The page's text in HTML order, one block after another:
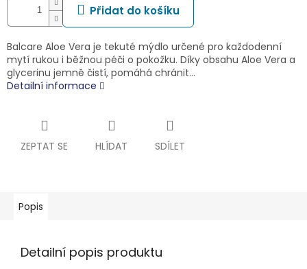
Přidat do košíku
Balcare Aloe Vera je tekuté mýdlo určené pro každodenní
mytí rukou i běžnou péči o pokožku. Díky obsahu Aloe Vera a
glycerinu jemně čistí, pomáhá chránit…
Detailní informace
ZEPTAT SE HLÍDAT SDÍLET
Popis
Detailní popis produktu